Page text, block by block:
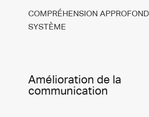
COMPRÉHENSION
SYSTÈME
Amélioration de la
communication